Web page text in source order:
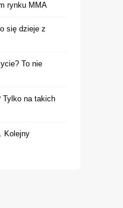
rynku MMA
się dzieje z
To nie
Tylko na takich
Kolejny